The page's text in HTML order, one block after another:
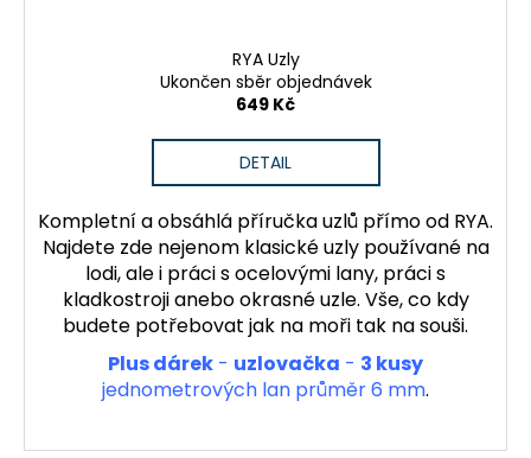
RYA Uzly
Ukončen sběr objednávek
649 Kč
DETAIL
Kompletní a obsáhlá příručka uzlů přímo od RYA.
Najdete zde nejenom klasické uzly používané na
lodi, ale i práci s ocelovými lany, práci s
kladkostroji anebo okrasné uzle. Vše, co kdy
budete potřebovat jak na moři tak na souši.
Plus dárek - uzlovačka - 3 kusy
jednometrových lan průměr 6 mm.